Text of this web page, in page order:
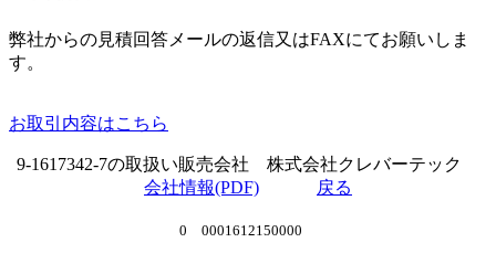
弊社からの見積回答メールの返信又はFAXにてお願いしま
す。
お取引内容はこちら
9-1617342-7の取扱い販売会社 株式会社クレバーテック
会社情報(PDF)
戻る
0 0001612150000